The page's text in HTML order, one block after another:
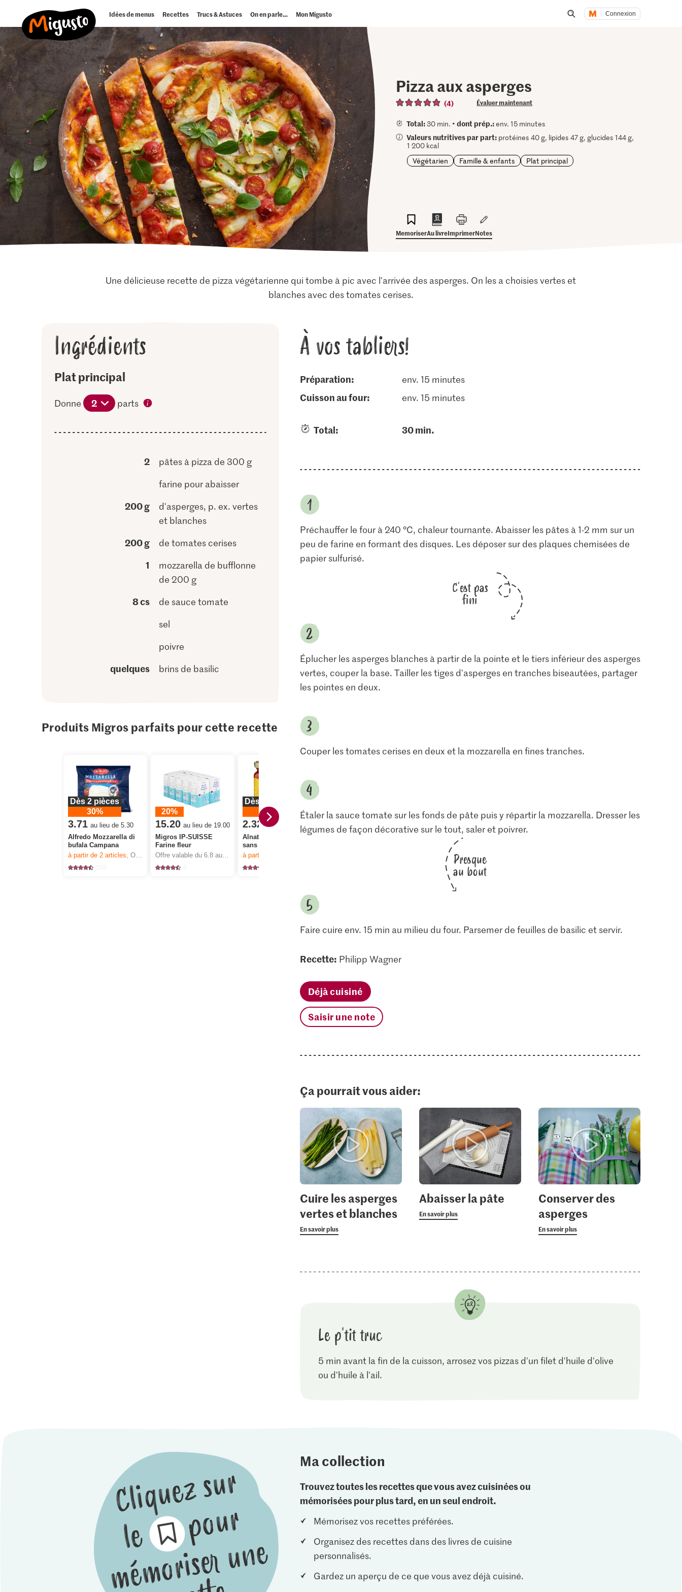
Idées de menus Recettes Trucs & Astuces On en parle… Mon Migusto Connexion
Pizza aux asperges
(4) Évaluer maintenant
Total: 30 min. •dont prép.:env. 15 minutes
Valeurs nutritives par part: protéines 40 g, lipides 47 g, glucides 144 g,
1 200 kcal
Végétarien
Famille & enfants Plat principal
MemoriserAu livreImprimerNotes
Une délicieuse recette de pizza végétarienne qui tombe à pic avec l'arrivée des asperges. On les a choisies vertes et
blanches avec des tomates cerises.
Ingrédients
Plat principal
Donne 2 parts
2
pâtes à pizza de 300 g
farine pour abaisser
200 g
d'asperges, p. ex. vertes
et blanches
200 g de tomates cerises
1
mozzarella de bufflonne
de 200 g
8 cs
de sauce tomate
sel
poivre
quelques brins de basilic
Produits Migros parfaits pour cette recette
Dès 2 pièces
30%
3.71 au lieu de 5.30
Alfredo Mozzarella di
bufala Campana
à partir de 2articles,Offre valable du 6.8 au 12.8.2026, jusqu’à épuisement du stock.
20%
15.20 au lieu de 19.00
Migros IP-SUISSE
Farine fleur
Offre valable du 6.8 au 12.8.2026, jusqu’à épuisement du stock.
Dès 2 pièces
20%
2.32 au lieu de 2.90
Alnatura Bio Classique
sans ail
à partir de 2
14.95 4.95
Sélection Tomates
cerises en branche
317
3.70
À vos tabliers!
Préparation: env. 15 minutes
cuisson au four: env. 15 minutes
Total: 30 min.
Préchauffer le four à 240 °C, chaleur tournante. Abaisser les pâtes à 1-2 mm sur un
peu de farine en formant des disques. Les déposer sur des plaques chemisées de
papier sulfurisé.
C'est pas
fini
Éplucher les asperges blanches à partir de la pointe et le tiers inférieur des asperges
vertes, couper la base. Tailler les tiges d'asperges en tranches biseautées, partager
les pointes en deux.
Couper les tomates cerises en deux et la mozzarella en fines tranches.
Étaler la sauce tomate sur les fonds de pâte puis y répartir la mozzarella. Dresser les
légumes de façon décorative sur le tout, saler et poivrer.
Presque
au bout
Faire cuire env. 15 min au milieu du four. Parsemer de feuilles de basilic et servir.
Recette: Philipp Wagner
Déjà cuisiné
Saisir une note
Ça pourrait vous aider:
Cuire les asperges
vertes et blanches
En savoir plus
Abaisser la pâte
En savoir plus
Conserver des
asperges
En savoir plus
Le p'tit truc
5 min avant la fin de la cuisson, arrosez vos pizzas d'un filet d'huile d'olive
ou d'huile à l'ail.
Ma collection
Trouvez toutes les recettes que vous avez cuisinées ou
mémorisées pour plus tard, en un seul endroit.
Mémorisez vos recettes préférées.
Organisez des recettes dans des livres de cuisine
personnalisés.
Gardez un aperçu de ce que vous avez déjà cuisiné.